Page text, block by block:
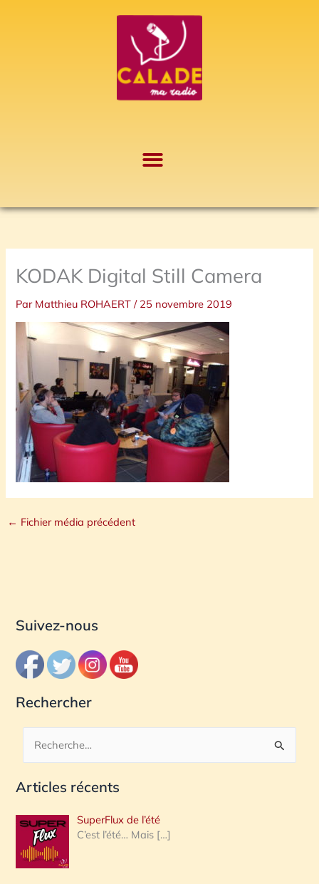
KODAK Digital Still Camera
Par Matthieu ROHAERT/ 25 novembre 2019
← Fichier média précédent
Suivez-nous
Rechercher
c
e
r
c
Articles récents
SuperFlux de l’été
C’est l’été… Mais […]